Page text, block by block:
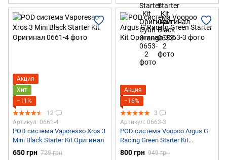
Акция
Хит
−11%
12
Артикул: 0661-4
POD система Vaporesso Xros 3
Mini Black Starter Kit Оригинал
650 грн 729 грн
Акция
−16%
3
Артикул: 0663-3
POD система Voopoo Argus G
Racing Green Starter Kit
Оригинал
800 грн 949 грн